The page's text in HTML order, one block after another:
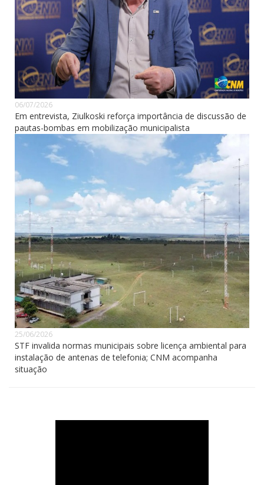
06/07/2026
Em entrevista, Ziulkoski reforça importância de discussão de
pautas-bombas em mobilização municipalista
25/06/2026
STF invalida normas municipais sobre licença ambiental para
instalação de antenas de telefonia; CNM acompanha
situação